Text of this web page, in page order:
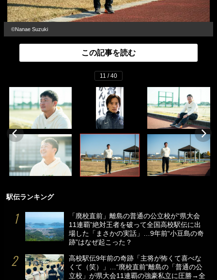
©Nanae Suzuki
この記事を読む
11 / 40
駅伝ランキング
「廃校直前」離島の普通の公立校が“県大会
11連覇”絶対王者を破って全国高校駅伝に出
場した「まさかの実話」…9年前“小豆島の奇
跡”はなぜ起こった？
高校駅伝9年前の奇跡「主将が怖くて喜べな
くて（笑）」…“廃校直前”離島の「普通の公
立校」が県大会11連覇の強豪私立に圧勝→全